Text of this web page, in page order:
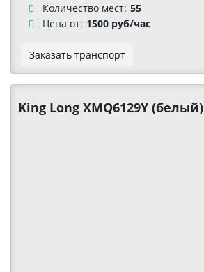
Количество мест: 55
Цена от: 1500 руб/час
Заказать транспорт
King Long XMQ6129Y (белый)